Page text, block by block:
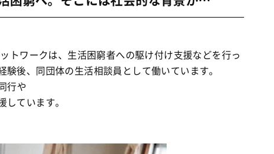
ワークは、生活困窮者への駆け付け支援などを行っ
後、同団体の生活相談員として働いています。
行や
ています。